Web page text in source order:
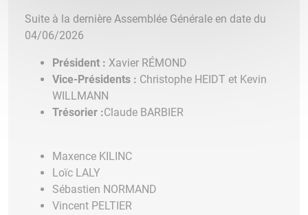
Suite à la dernière Assemblée Générale en date du
04/06/2026
Président : Xavier RÉMOND
Vice-Présidents : Christophe HEIDT et Kevin
WILLMANN
Trésorier :Claude BARBIER
Maxence KILINC
Loïc LALY
Sébastien NORMAND
Vincent PELTIER